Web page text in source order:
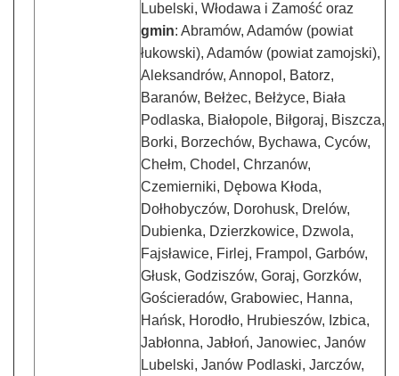
Lubelski, Włodawa i Zamość oraz
gmin: Abramów, Adamów (powiat
łukowski), Adamów (powiat zamojski),
Aleksandrów, Annopol, Batorz,
Baranów, Bełżec, Bełżyce, Biała
Podlaska, Białopole, Biłgoraj, Biszcza,
Borki, Borzechów, Bychawa, Cyców,
Chełm, Chodel, Chrzanów,
Czemierniki, Dębowa Kłoda,
Dołhobyczów, Dorohusk, Drelów,
Dubienka, Dzierzkowice, Dzwola,
Fajsławice, Firlej, Frampol, Garbów,
Głusk, Godziszów, Goraj, Gorzków,
Gościeradów, Grabowiec, Hanna,
Hańsk, Horodło, Hrubieszów, Izbica,
Jabłonna, Jabłoń, Janowiec, Janów
Lubelski, Janów Podlaski, Jarczów,